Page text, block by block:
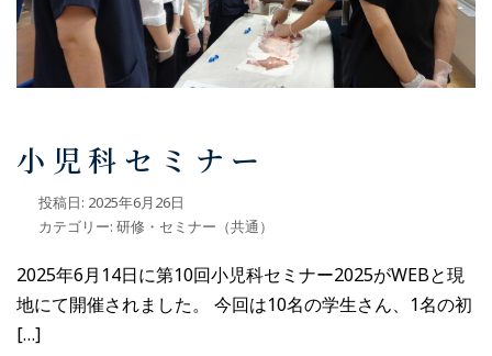
小児科セミナー
投稿日: 2025年6月26日
カテゴリー: 研修・セミナー（共通）
2025年6月14日に第10回小児科セミナー2025がWEBと現
地にて開催されました。 今回は10名の学生さん、1名の初
[…]